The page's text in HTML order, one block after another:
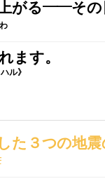
がる――その
ます。
ル》
た３つの地震